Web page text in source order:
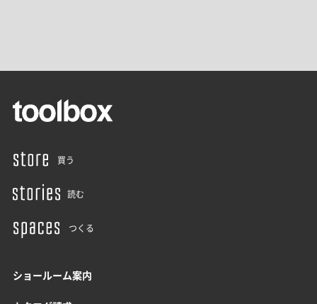
買う
読む
つくる
ショールーム案内